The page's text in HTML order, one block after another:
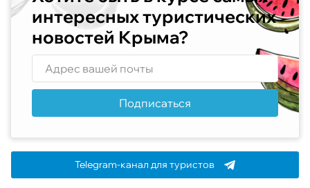
интересных туристических
новостей Крыма?
Подписаться
Telegram-канал для туристов